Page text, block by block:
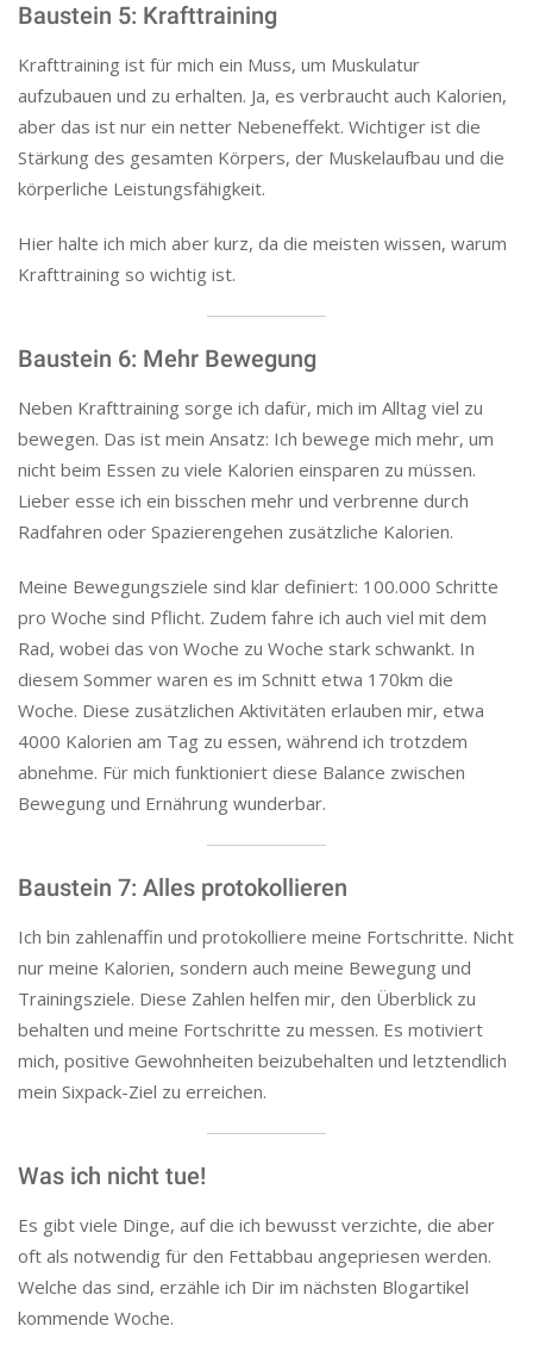
Baustein 5: Krafttraining
Krafttraining ist für mich ein Muss, um Muskulatur
aufzubauen und zu erhalten. Ja, es verbraucht auch Kalorien,
aber das ist nur ein netter Nebeneffekt. Wichtiger ist die
Stärkung des gesamten Körpers, der Muskelaufbau und die
körperliche Leistungsfähigkeit.
Hier halte ich mich aber kurz, da die meisten wissen, warum
Krafttraining so wichtig ist.
Baustein 6: Mehr Bewegung
Neben Krafttraining sorge ich dafür, mich im Alltag viel zu
bewegen. Das ist mein Ansatz: Ich bewege mich mehr, um
nicht beim Essen zu viele Kalorien einsparen zu müssen.
Lieber esse ich ein bisschen mehr und verbrenne durch
Radfahren oder Spazierengehen zusätzliche Kalorien.
Meine Bewegungsziele sind klar definiert: 100.000 Schritte
pro Woche sind Pflicht. Zudem fahre ich auch viel mit dem
Rad, wobei das von Woche zu Woche stark schwankt. In
diesem Sommer waren es im Schnitt etwa 170km die
Woche. Diese zusätzlichen Aktivitäten erlauben mir, etwa
4000 Kalorien am Tag zu essen, während ich trotzdem
abnehme. Für mich funktioniert diese Balance zwischen
Bewegung und Ernährung wunderbar.
Baustein 7: Alles protokollieren
Ich bin zahlenaffin und protokolliere meine Fortschritte. Nicht
nur meine Kalorien, sondern auch meine Bewegung und
Trainingsziele. Diese Zahlen helfen mir, den Überblick zu
behalten und meine Fortschritte zu messen. Es motiviert
mich, positive Gewohnheiten beizubehalten und letztendlich
mein Sixpack-Ziel zu erreichen.
Was ich nicht tue!
Es gibt viele Dinge, auf die ich bewusst verzichte, die aber
oft als notwendig für den Fettabbau angepriesen werden.
Welche das sind, erzähle ich Dir im nächsten Blogartikel
kommende Woche.